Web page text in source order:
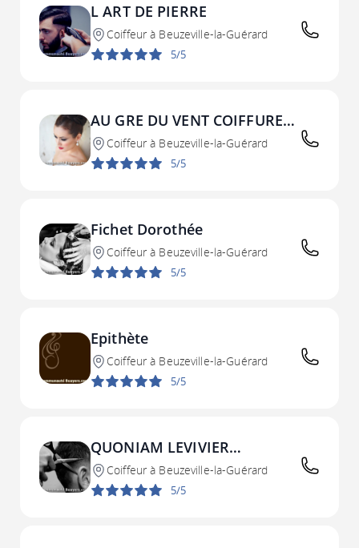
L ART DE PIERRE
Coiffeur à Beuzeville-la-Guérard
5/5
AU GRE DU VENT COIFFURE
MAURICE
Coiffeur à Beuzeville-la-Guérard
5/5
Fichet Dorothée
Coiffeur à Beuzeville-la-Guérard
5/5
Epithète
Coiffeur à Beuzeville-la-Guérard
5/5
QUONIAM LEVIVIER
SEVERINE ALINE
Coiffeur à Beuzeville-la-Guérard
5/5